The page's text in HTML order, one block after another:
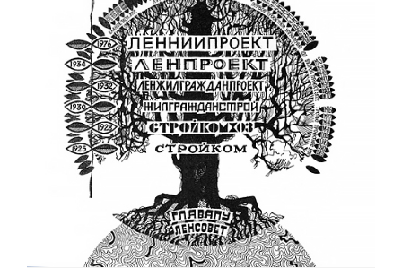
Аренда недвижимости в Санкт‐Петербурге
и Ленинградской области
Строительная система ROSSTRO‐VELOX
Несъёмная опалубка из щепоцементных плит